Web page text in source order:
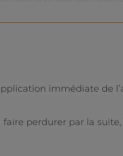
immédiate de
perdurer par la